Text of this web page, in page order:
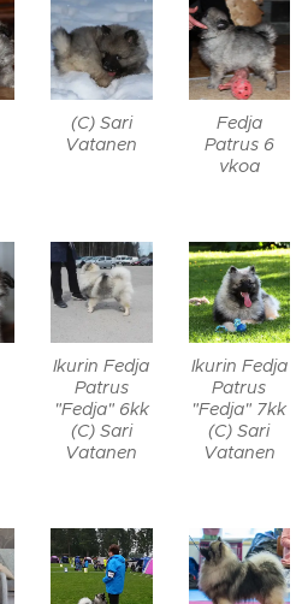
(C) Sari
Vatanen
Fedja
Patrus 6
vkoa
Ikurin Fedja
Patrus
"Fedja" 6kk
(C) Sari
Vatanen
Ikurin Fedja
Patrus
"Fedja" 7kk
(C) Sari
Vatanen